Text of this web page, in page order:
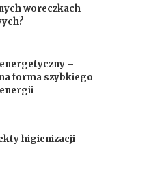
woreczkach
–
forma szybkiego
higienizacji